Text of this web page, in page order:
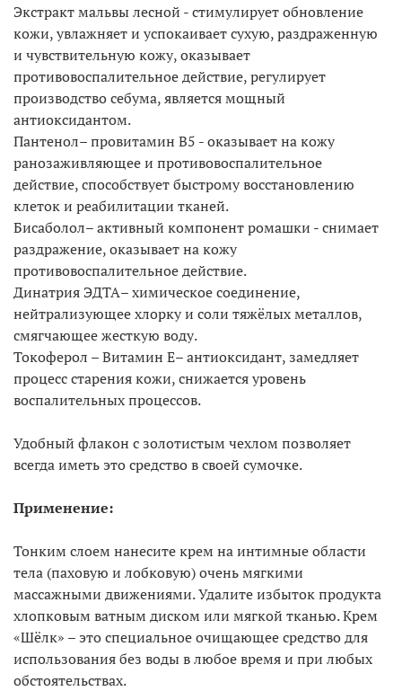
Экстракт мальвы лесной - стимулирует обновление
кожи, увлажняет и успокаивает сухую, раздраженную
и чувствительную кожу, оказывает
противовоспалительное действие, регулирует
производство себума, является мощный
антиоксидантом.
Пантенол– провитамин В5 - оказывает на кожу
ранозаживляющее и противовоспалительное
действие, способствует быстрому восстановлению
клеток и реабилитации тканей.
Бисаболол– активный компонент ромашки - снимает
раздражение, оказывает на кожу
противовоспалительное действие.
Динатрия ЭДТА– химическое соединение,
нейтрализующее хлорку и соли тяжёлых металлов,
смягчающее жесткую воду.
Токоферол – Витамин Е– антиоксидант, замедляет
процесс старения кожи, снижается уровень
воспалительных процессов.
Удобный флакон с золотистым чехлом позволяет
всегда иметь это средство в своей сумочке.
Применение:
Тонким слоем нанесите крем на интимные области
тела (паховую и лобковую) очень мягкими
массажными движениями. Удалите избыток продукта
хлопковым ватным диском или мягкой тканью. Крем
«Шёлк» – это специальное очищающее средство для
использования без воды в любое время и при любых
обстоятельствах.